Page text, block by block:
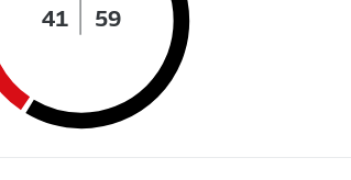
41 59